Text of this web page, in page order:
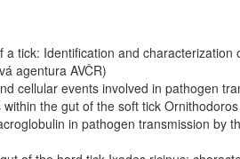
a tick: Identification and
agentura AVČR)
cellular events involved in pathogen
the gut of the soft tick
in pathogen transmission by